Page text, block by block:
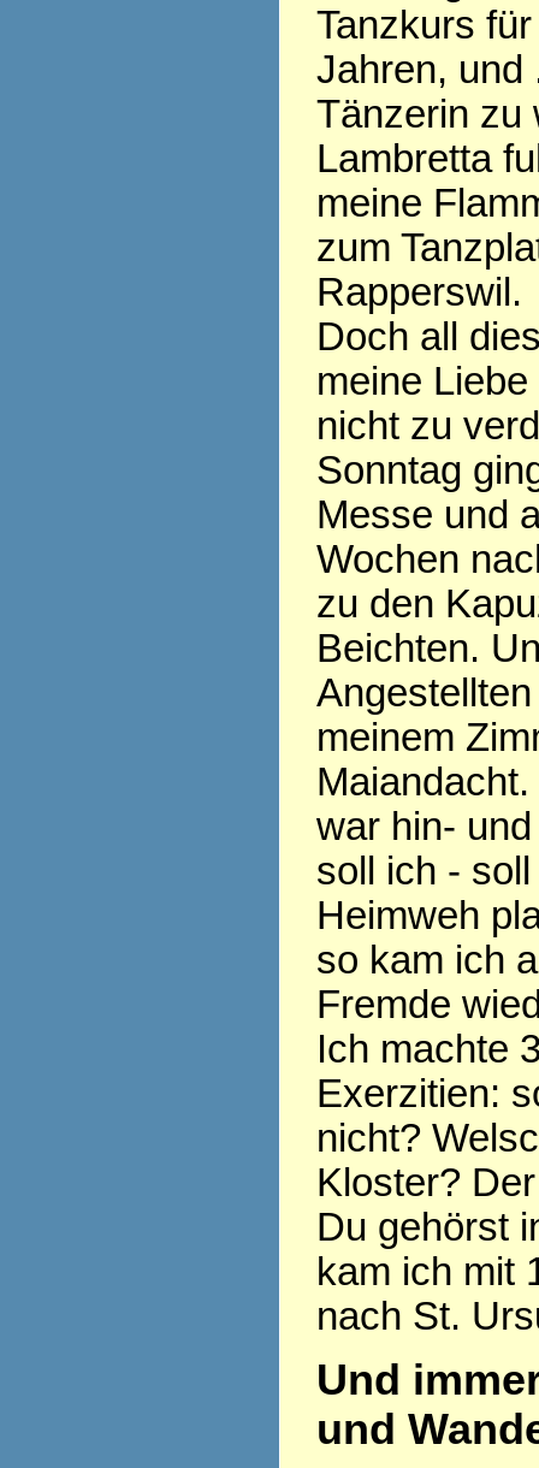
Tanzkurs
Jahren, und
Tänzerin zu
Lambretta
meine
zum
Rapperswil.
Doch all
meine
nicht zu
Sonntag
Messe und
Wochen
zu den
Beichten.
meinem
war hin-
soll ich -
Heimweh
so kam ich
Fremde
Ich machte
Exerzitien:
nicht?
Kloster?
Du gehörst
kam ich mit
nach St.
Und
und